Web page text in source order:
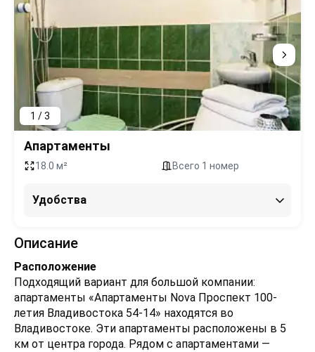
1 / 3
Апартаменты
18.0 м² Всего 1 номер
Удобства
Описание
Расположение
Подходящий вариант для большой компании:
апартаменты «Апартаменты Nova Проспект 100-
летия Владивостока 54-14» находятся во
Владивостоке. Эти апартаменты расположены в 5
км от центра города. Рядом с апартаментами —